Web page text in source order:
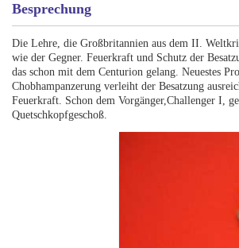
Besprechung
Die Lehre, die Großbritannien aus dem II.
wie der Gegner. Feuerkraft und Schutz der
das schon mit dem Centurion gelang. Neuestes
Chobhampanzerung verleiht der Besatzung
Feuerkraft. Schon dem Vorgänger,Challenger I,
Quetschkopfgeschoß.